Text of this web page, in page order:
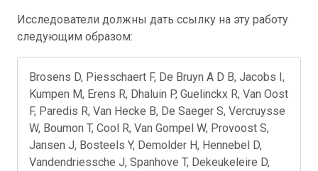
Исследователи должны дать ссылку на эту работу
следующим образом:
Brosens D, Piesschaert F, De Bruyn A D B, Jacobs I,
Kumpen M, Erens R, Dhaluin P, Guelinckx R, Van Oost
F, Paredis R, Van Hecke B, De Saeger S, Vercruysse
W, Boumon T, Cool R, Van Gompel W, Provoost S,
Jansen J, Bosteels Y, Demolder H, Hennebel D,
Vandendriessche J, Spanhove T, Dekeukeleire D,